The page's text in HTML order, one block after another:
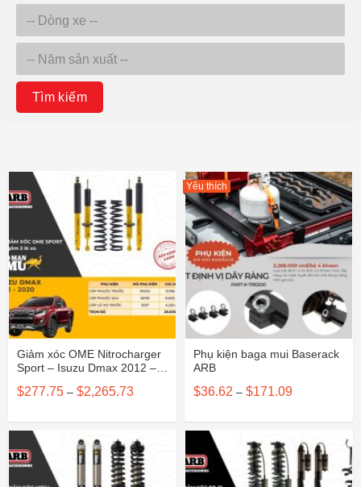
Tìm kiếm
Giảm xóc OME Nitrocharger
Sport – Isuzu Dmax 2012 –
$277.75 – $2,265.73Khoảng
$277.75
$2,265.73
Yêu thích
Phụ kiện baga mui Baserack
ARB
$36.62 – $171.09Khoảng
$36.62
$171.09